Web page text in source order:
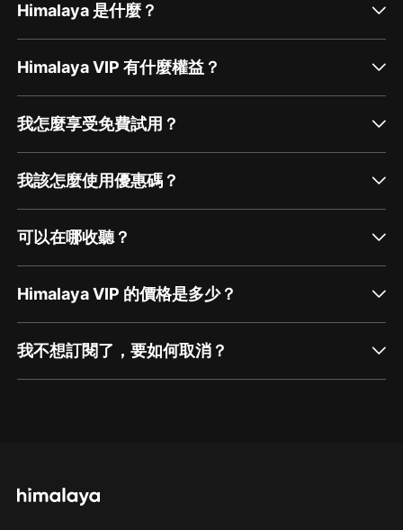
Himalaya 是什麼？
Himalaya VIP 有什麼權益？
我怎麼享受免費試用？
我該怎麼使用優惠碼？
可以在哪收聽？
Himalaya VIP 的價格是多少？
我不想訂閱了，要如何取消？